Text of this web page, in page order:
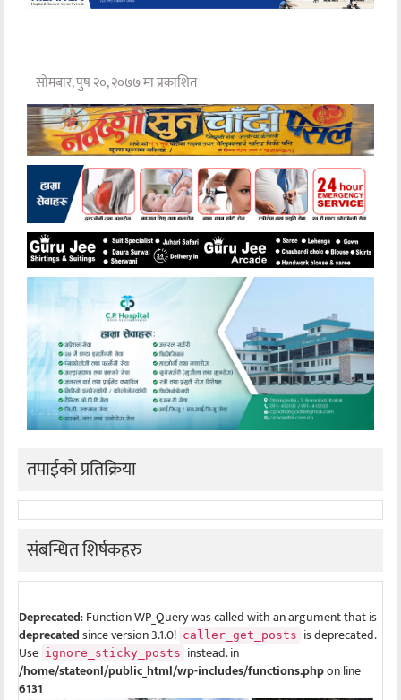
सोमबार, पुष २०, २०७७ मा प्रकाशित
तपाईको प्रतिक्रिया
संबन्धित शिर्षकहरु
Deprecated: Function WP_Query was called with an argument that is
deprecatedsince version 3.1.0! caller_get_posts is deprecated.
Use ignore_sticky_posts instead. in
/home/stateonl/public_html/wp-includes/functions.phpon line
6131